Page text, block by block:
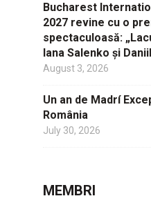
Bucharest
2027 revine cu o
spectaculoasă:
Iana Salenko și
August 3, 2026
Un an de Madrí
România
July 30, 2026
MEMBRI